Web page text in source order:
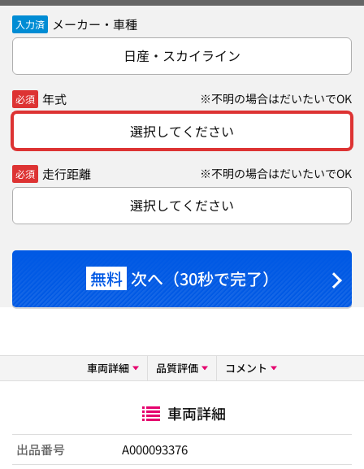
入力済 メーカー・車種
日産・スカイライン
必須 年式 ※不明の場合はだいたいでOK
選択してください
必須 走行距離 ※不明の場合はだいたいでOK
選択してください
無料 次へ（30秒で完了）
車両詳細 品質評価 コメント
車両詳細
出品番号
A000093376